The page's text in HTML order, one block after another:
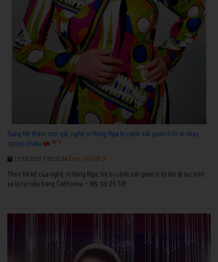
Sang Mỹ thăm con gái, nghệ sĩ Hồng Nga bị cảnh sát giam ô tô vì chạy
ngược chiều
3873
11/10/2021 7:00:52 SA
Theo lời kể của nghệ sĩ Hồng Nga, bà bị cảnh sát giam ô tô khi đi lạc trên
xa lộ tại tiểu bang California – Mỹ, tối 29 Tết.
Xem chi tiết